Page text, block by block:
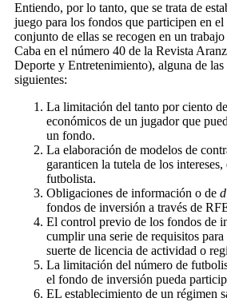
Entiendo, por lo tanto, que se trata de
juego para los fondos que participen en
conjunto de ellas se recogen en un
Caba en el número 40 de la Revista
Deporte y Entretenimiento), alguna de las
siguientes:
La limitación del tanto por ciento
económicos de un jugador que
un fondo.
La elaboración de modelos de
garanticen la tutela de los
futbolista.
Obligaciones de información o de
fondos de inversión a través de
El control previo de los fondos de
cumplir una serie de requisitos
suerte de licencia de actividad o
La limitación del número de
el fondo de inversión pueda
EL establecimiento de un régimen